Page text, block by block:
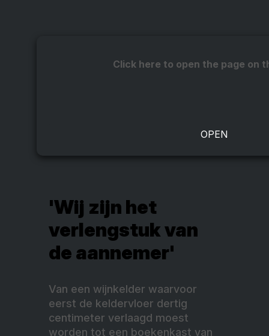
Click here to open the page on
'Wij zijn het
verlengstuk van
de aannemer'
Van een wijnkelder waarvoor
eerst de keldervloer dertig
centimeter verlaagd moest
worden tot een boekenkast van